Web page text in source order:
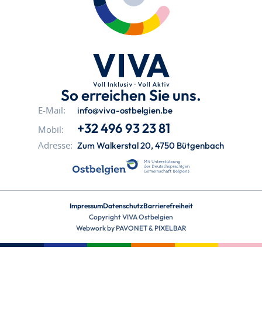
So erreichen Sie uns.
E-Mail: info@viva-ostbelgien.be
Mobil: +32 496 93 23 81
Adresse: Zum Walkerstal 20, 4750 Bütgenbach
ImpressumDatenschutzBarrierefreiheit
Copyright VIVA Ostbelgien
Webwork by PAVONET& PIXELBAR